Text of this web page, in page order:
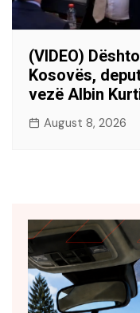
(VIDEO)
Kosovës,
vezë Albin
August 8, 2026